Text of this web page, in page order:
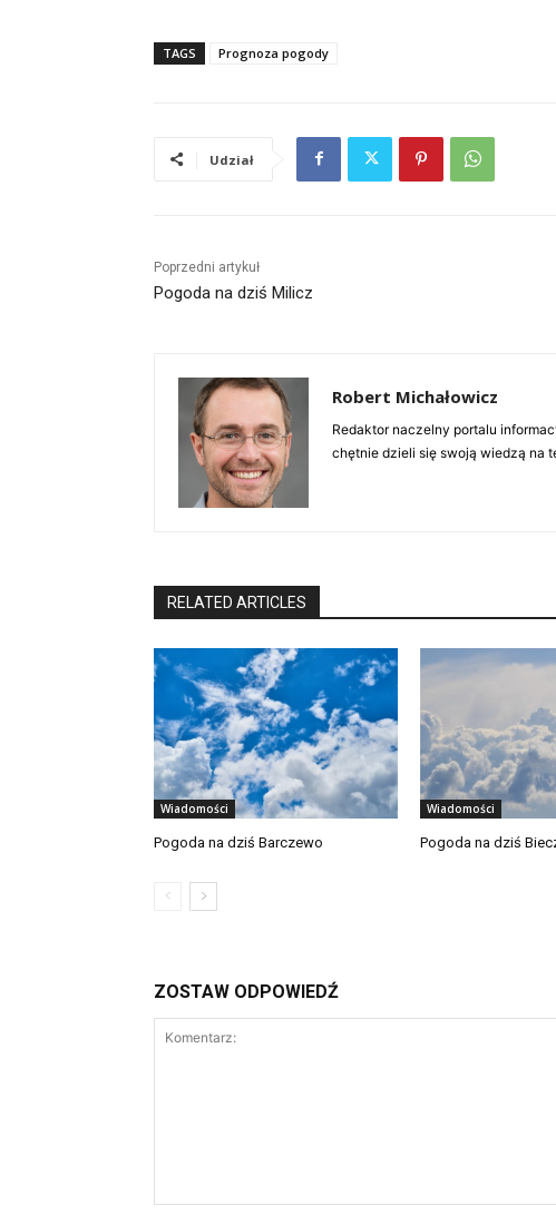
TAGS Prognoza pogody
Udział
Poprzedni artykuł
Pogoda na dziś Milicz
Robert Michałowicz
Redaktor naczelny portalu
chętnie dzieli się swoją wiedzą na
RELATED ARTICLES
Wiadomości
Pogoda na dziś Barczewo
Wiadomości
Pogoda na dziś
ZOSTAW ODPOWIEDŹ